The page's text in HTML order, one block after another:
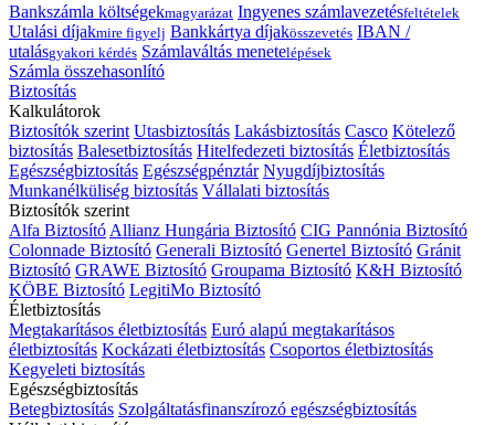
Bankszámla költségekmagyarázat Ingyenes számlavezetésfeltételek
Utalási díjakmire figyelj Bankkártya díjakösszevetés IBAN /
utalásgyakori kérdés Számlaváltás menetelépések
Számla összehasonlító
Biztosítás
Kalkulátorok
Biztosítók szerint Utasbiztosítás Lakásbiztosítás Casco Kötelező
biztosítás Balesetbiztosítás Hitelfedezeti biztosítás Életbiztosítás
Egészségbiztosítás Egészségpénztár Nyugdíjbiztosítás
Munkanélküliség biztosítás Vállalati biztosítás
Biztosítók szerint
Alfa Biztosító Allianz Hungária Biztosító CIG Pannónia Biztosító
Colonnade Biztosító Generali Biztosító Genertel Biztosító Gránit
Biztosító GRAWE Biztosító Groupama Biztosító K&H Biztosító
KÖBE Biztosító LegitiMo Biztosító
Életbiztosítás
Megtakarításos életbiztosítás Euró alapú megtakarításos
életbiztosítás Kockázati életbiztosítás Csoportos életbiztosítás
Kegyeleti biztosítás
Egészségbiztosítás
Betegbiztosítás Szolgáltatásfinanszírozó egészségbiztosítás